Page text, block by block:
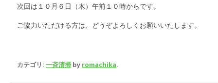
次回は１０月６日（木）午前１０時からです。
ご協力いただける方は、どうぞよろしくお願いいたします。
カテゴリ: 一斉清掃 by romachika.